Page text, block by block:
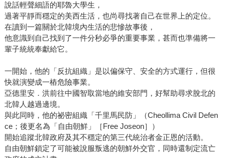
說話輕聲細語的耶魯大學生，
過著平靜而穩定的美西生活，也尚尋找著自己在世界上的定位。
在讀到一篇關於北韓境內生活的悲慘故事後，
他意識到自己找到了一件分秒必爭的重要事業，甚而也準備將一
輩子統統奉獻給它。
一開始，他的「反抗組織」是以偏保守、安全的方式運行，但很
快就演變成一樁危險事業。
亞德里安．洪前往中國智取當地的維安部門，好幫助尋求脫北的
北韓人越過邊境。
與此同時，他的祕密組織「千里馬民防」（Cheollima Civil Defen
ce；後更名為「自由朝鮮」［Free Joseon］）
開始追蹤北韓政府及其不穩定的第三代統治者金正恩的活動。
自由朝鮮鎖定了可能被說服叛逃的朝鮮外交官，同時還制定流亡